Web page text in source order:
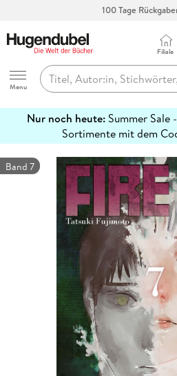
100 Tage
Hugendubel
Menu
Filiale
Nur noch heute: Summer Sale -
Sortimente mit dem
erfahren
Band 7